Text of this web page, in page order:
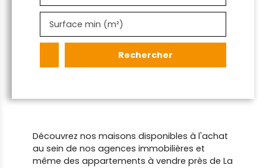
Surface min (m²)
Rechercher
Découvrez nos maisons disponibles à l'achat
au sein de nos agences immobilières et
même des appartements à vendre près de La